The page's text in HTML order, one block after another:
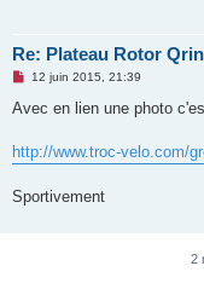
Re: Plateau Rotor
M
s
g
e
o
n
12 juin 2015, 21:39
Avec en lien une photo
http://www.troc-velo.com/
Sportivement
2